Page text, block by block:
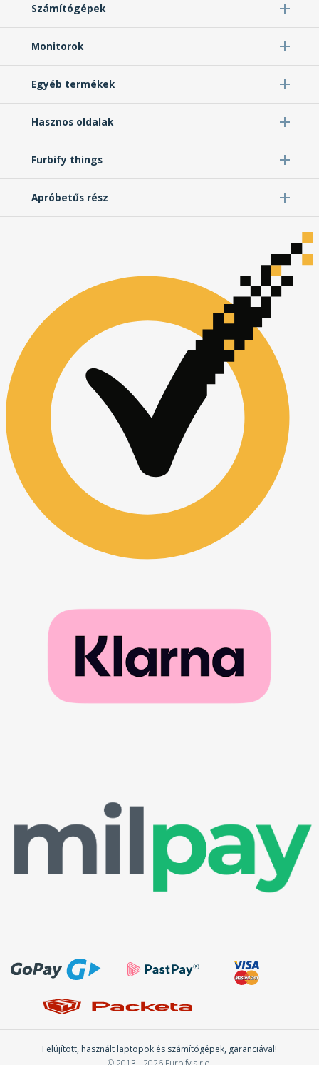
Számítógépek
Monitorok
Egyéb termékek
Hasznos oldalak
Furbify things
Apróbetűs rész
Felújított, használt laptopok és számítógépek, garanciával!